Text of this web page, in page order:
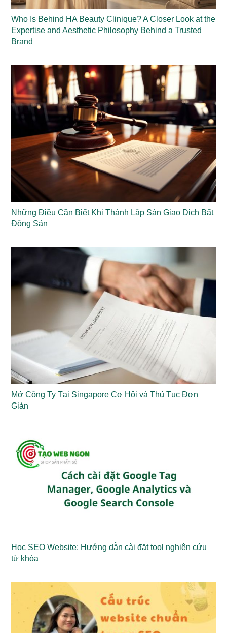
Who Is Behind HA Beauty Clinique? A Closer Look at the
Expertise and Aesthetic Philosophy Behind a Trusted
Brand
Những Điều Cần Biết Khi Thành Lập Sàn Giao Dịch Bất
Động Sản
Mở Công Ty Tại Singapore Cơ Hội và Thủ Tục Đơn
Giản
Học SEO Website: Hướng dẫn cài đặt tool nghiên cứu
từ khóa